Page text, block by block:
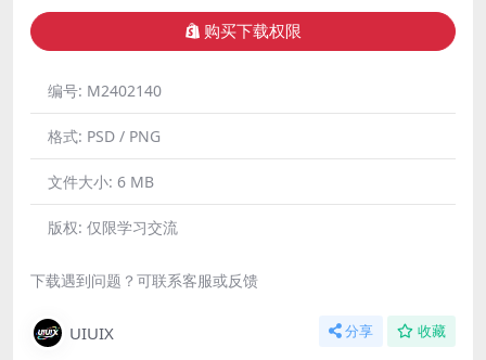
购买下载权限
编号: M2402140
格式: PSD / PNG
文件大小: 6 MB
版权: 仅限学习交流
下载遇到问题？可联系客服或反馈
UIUIX 分享 收藏